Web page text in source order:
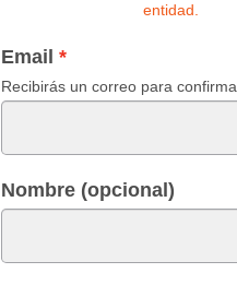
entidad.
Email
Recibirás un correo para
Nombre (opcional)